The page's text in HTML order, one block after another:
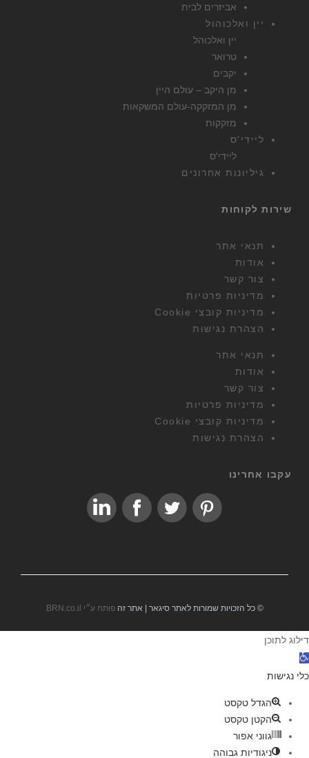
אביזרים לבית
יין ואלכוהול
יין ואלכוהל
טרואר
יקבים
מן היקב – עולם היין
מן המזקקה-עולם המשקאות
מזקקות
ליידי'ס
ליידי'ס
גיליונות אחרונים
שירות לקוחות
תנאי אתר
אודות
צור קשר
מדיניות פרטיות
מדיניות קובצי Cookie
הצהרת נגישות
תנאי אתר
אודות
צור קשר
מדיניות פרטיות
מדיניות קובצי Cookie
הצהרת נגישות
עקבו אחרינו
© כל הזכויות שמורות לאתר סיגאר | אתר זהפותח ע״י BRN.co.il
דילוג לתוכן
פ
ת
כלי נגישות
הגדל טקסט
הקטן טקסט
גווני אפור
ניגודיות גבוהה